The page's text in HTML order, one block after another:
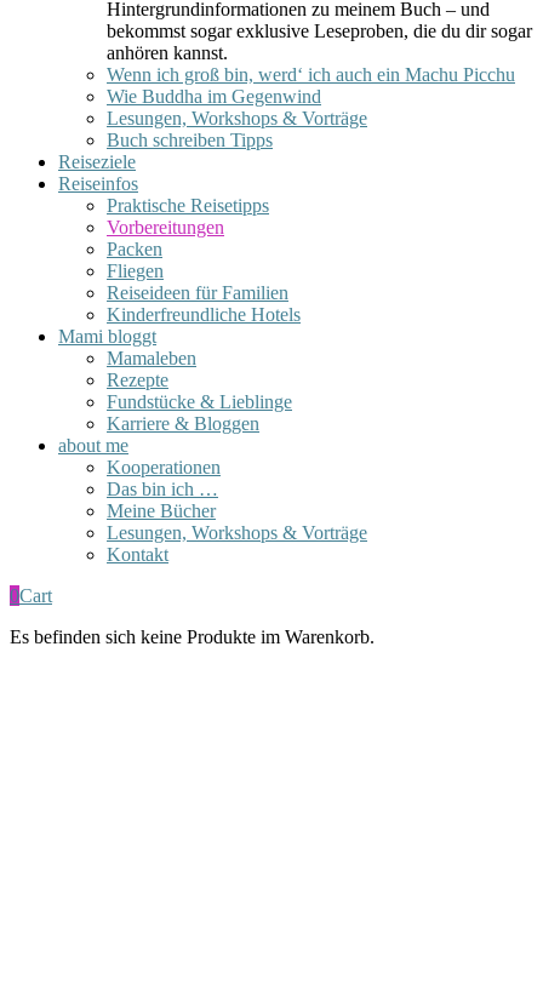
Hintergrundinformationen zu meinem Buch – und
bekommst sogar exklusive Leseproben, die du dir sogar
anhören kannst.
Wenn ich groß bin, werd‘ ich auch ein Machu Picchu
Wie Buddha im Gegenwind
Lesungen, Workshops & Vorträge
Buch schreiben Tipps
Reiseziele
Reiseinfos
Praktische Reisetipps
Vorbereitungen
Packen
Fliegen
Reiseideen für Familien
Kinderfreundliche Hotels
Mami bloggt
Mamaleben
Rezepte
Fundstücke & Lieblinge
Karriere & Bloggen
about me
Kooperationen
Das bin ich …
Meine Bücher
Lesungen, Workshops & Vorträge
Kontakt
0Cart
Es befinden sich keine Produkte im Warenkorb.